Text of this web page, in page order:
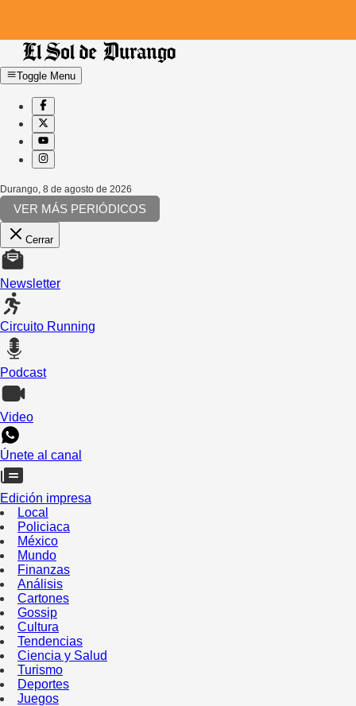
Toggle Menu
Durango 8 de agosto de 2026
VER MÁS PERIÓDICOS
Cerrar
Newsletter
Circuito Running
Podcast
Video
Únete al canal
Edición impresa
Local
Policiaca
México
Mundo
Finanzas
Análisis
Cartones
Gossip
Cultura
Tendencias
Ciencia y Salud
Turismo
Deportes
Juegos